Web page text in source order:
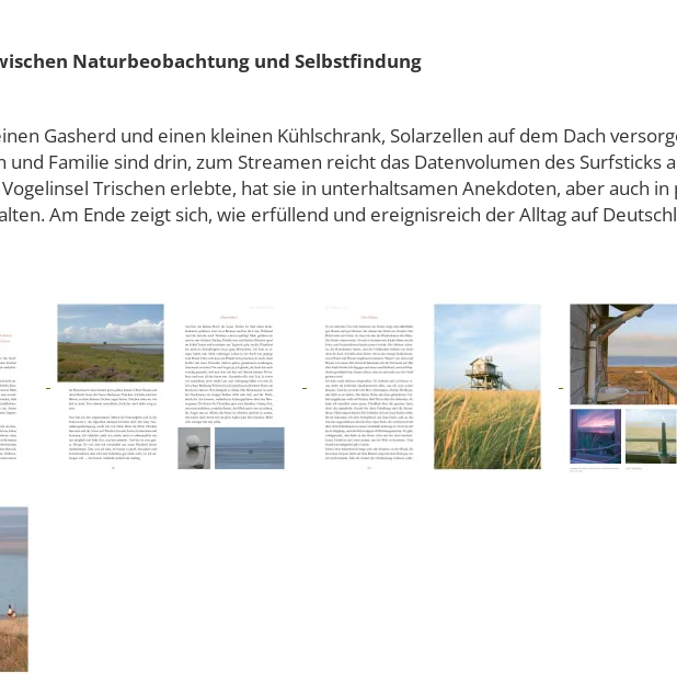
Naturbeobachtung und Selbstfindung
Gasherd und einen kleinen Kühlschrank, Solarzellen auf dem Dach
Familie sind drin, zum Streamen reicht das Datenvolumen des Surfsticks
Trischen erlebte, hat sie in unterhaltsamen Anekdoten, aber auch in
Am Ende zeigt sich, wie erfüllend und ereignisreich der Alltag auf